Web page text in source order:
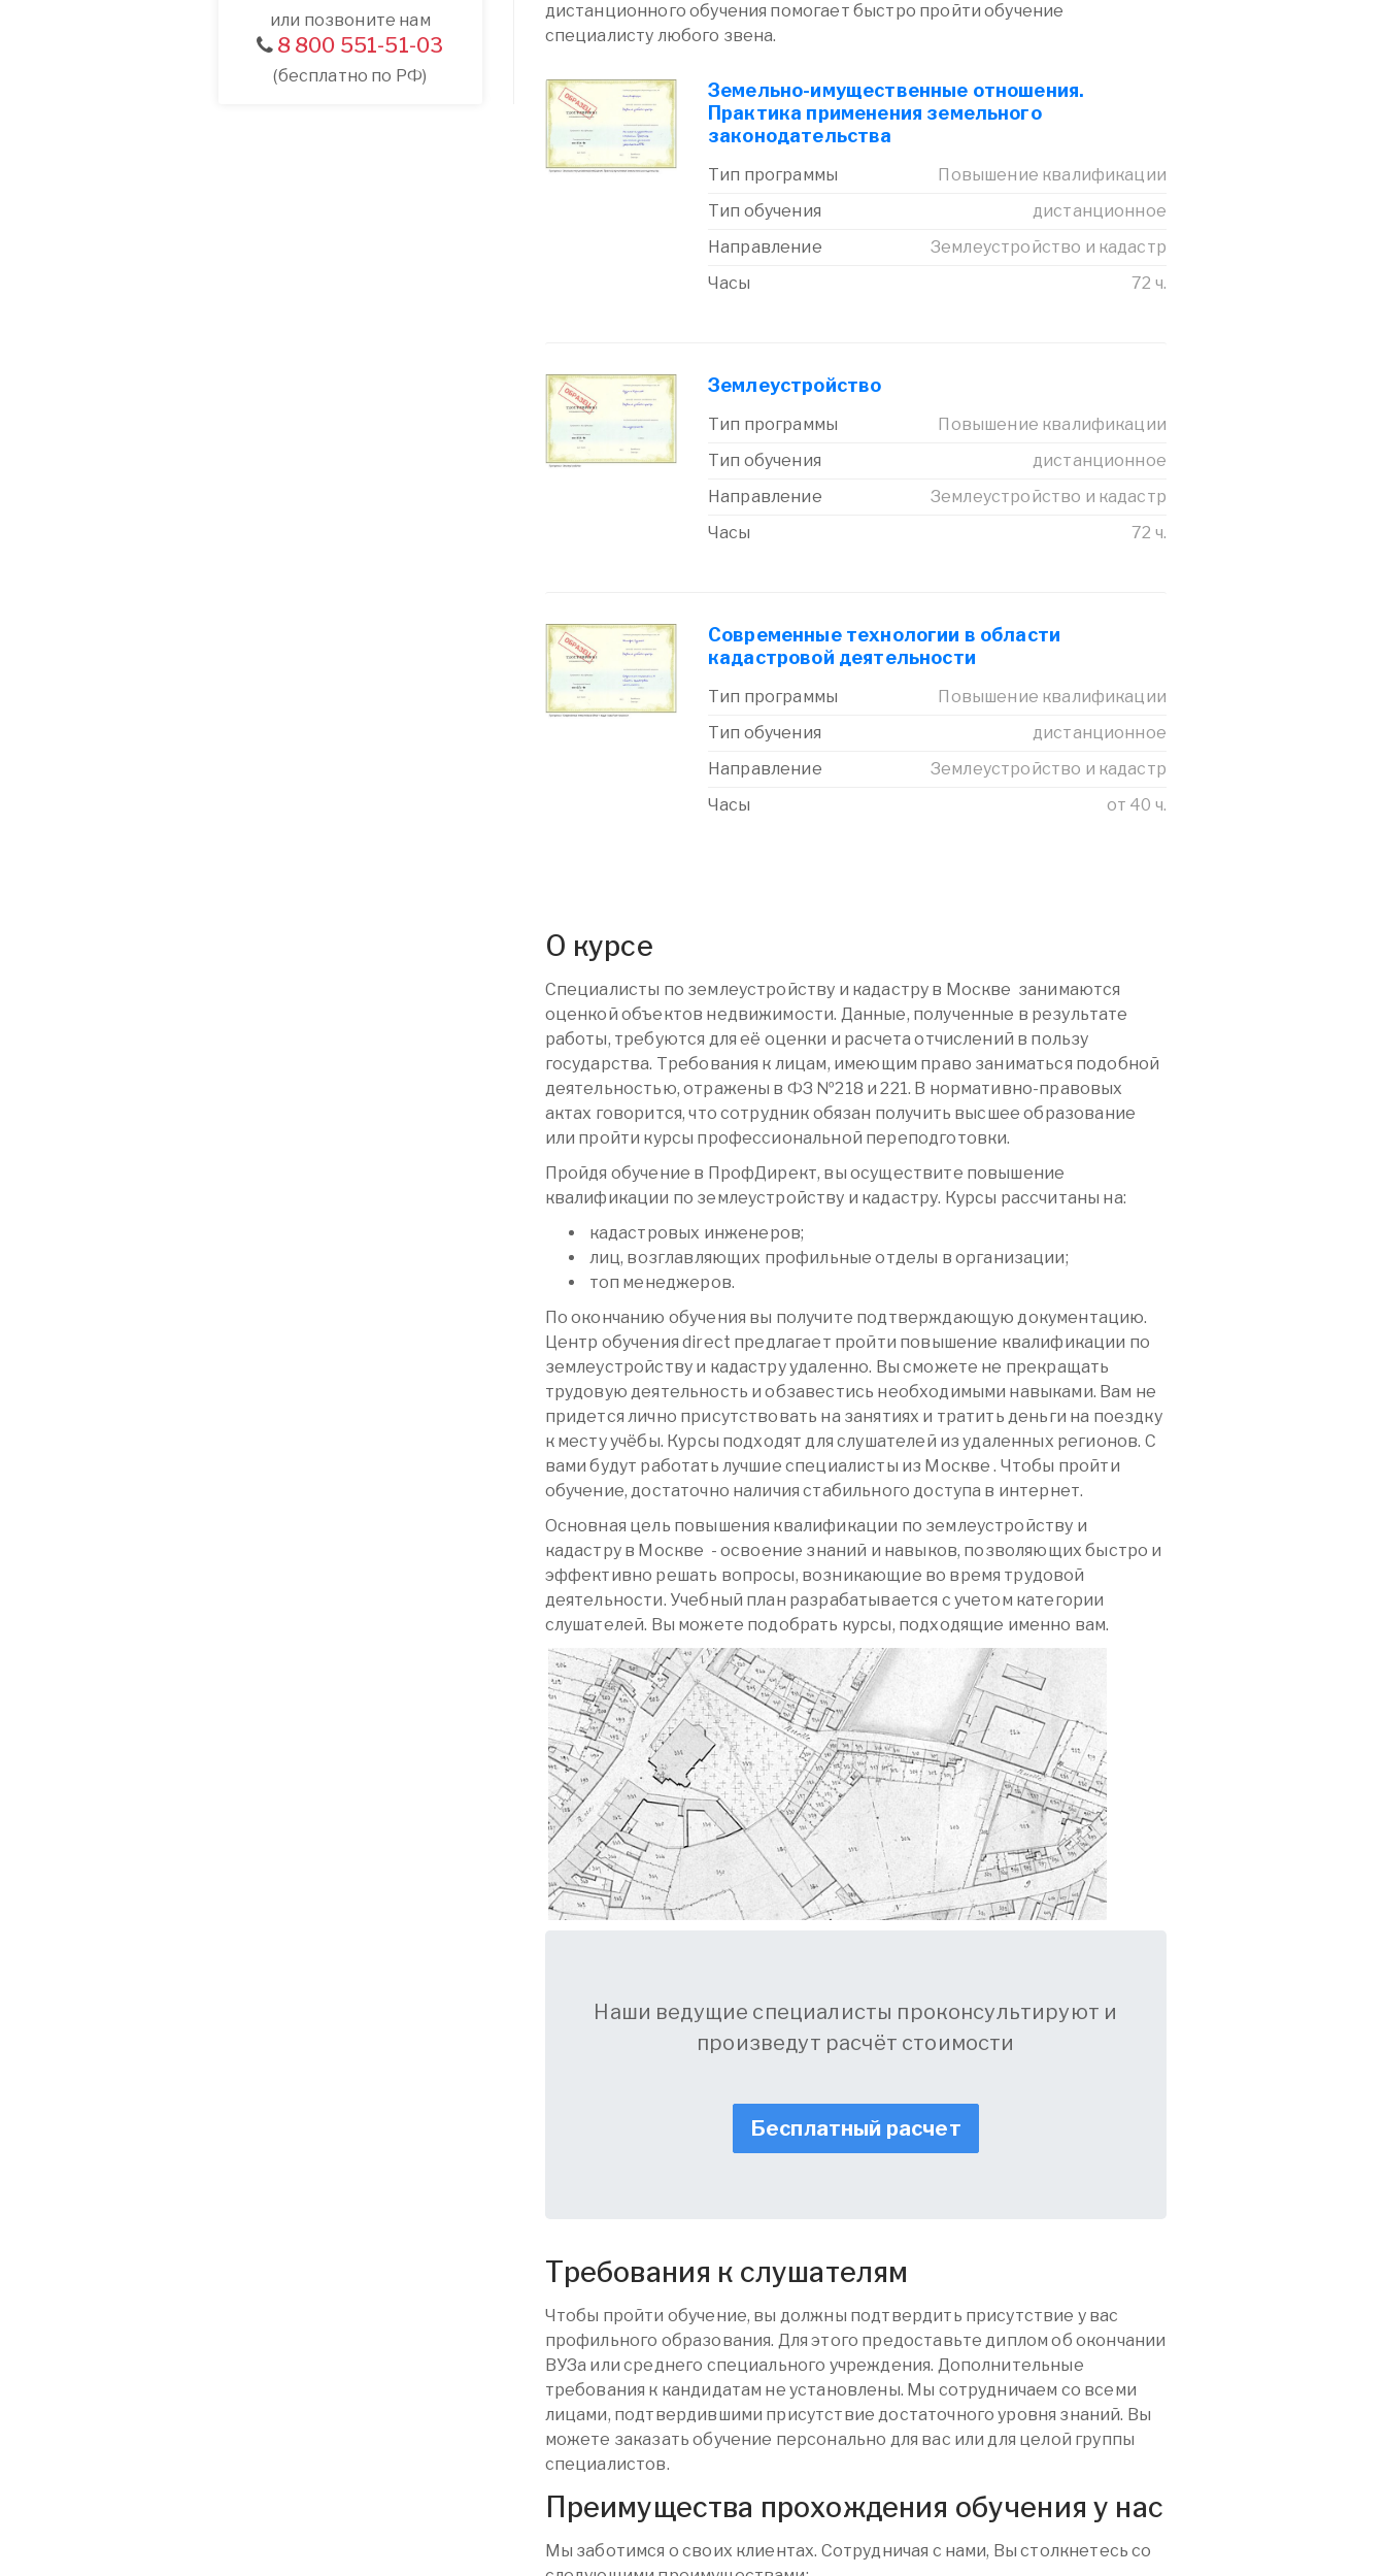
или позвоните нам
8 800 551-51-03
(бесплатно по РФ)
дистанционного обучения помогает быстро пройти обучение
специалисту любого звена.
Земельно-имущественные отношения.
Практика применения земельного
законодательства
Тип программы
Повышение квалификации
Тип обучения
дистанционное
Направление
Землеустройство и кадастр
Часы
72 ч.
Землеустройство
Тип программы
Повышение квалификации
Тип обучения
дистанционное
Направление
Землеустройство и кадастр
Часы
72 ч.
Современные технологии в области
кадастровой деятельности
Тип программы
Повышение квалификации
Тип обучения
дистанционное
Направление
Землеустройство и кадастр
Часы
от 40 ч.
О курсе
Специалисты по землеустройству и кадастру в Москве занимаются
оценкой объектов недвижимости. Данные, полученные в результате
работы, требуются для её оценки и расчета отчислений в пользу
государства. Требования к лицам, имеющим право заниматься подобной
деятельностью, отражены в ФЗ №218 и 221. В нормативно-правовых
актах говорится, что сотрудник обязан получить высшее образование
или пройти курсы профессиональной переподготовки.
Пройдя обучение в ПрофДирект, вы осуществите повышение
квалификации по землеустройству и кадастру. Курсы рассчитаны на:
кадастровых инженеров;
лиц, возглавляющих профильные отделы в организации;
топ менеджеров.
По окончанию обучения вы получите подтверждающую документацию.
Центр обучения direct предлагает пройти повышение квалификации по
землеустройству и кадастру удаленно. Вы сможете не прекращать
трудовую деятельность и обзавестись необходимыми навыками. Вам не
придется лично присутствовать на занятиях и тратить деньги на поездку
к месту учёбы. Курсы подходят для слушателей из удаленных регионов. С
вами будут работать лучшие специалисты из Москве . Чтобы пройти
обучение, достаточно наличия стабильного доступа в интернет.
Основная цель повышения квалификации по землеустройству и
кадастру в Москве - освоение знаний и навыков, позволяющих быстро и
эффективно решать вопросы, возникающие во время трудовой
деятельности. Учебный план разрабатывается с учетом категории
слушателей. Вы можете подобрать курсы, подходящие именно вам.
Наши ведущие специалисты проконсультируют и
произведут расчёт стоимости
Бесплатный расчет
Требования к слушателям
Чтобы пройти обучение, вы должны подтвердить присутствие у вас
профильного образования. Для этого предоставьте диплом об окончании
ВУЗа или среднего специального учреждения. Дополнительные
требования к кандидатам не установлены. Мы сотрудничаем со всеми
лицами, подтвердившими присутствие достаточного уровня знаний. Вы
можете заказать обучение персонально для вас или для целой группы
специалистов.
Преимущества прохождения обучения у нас
Мы заботимся о своих клиентах. Сотрудничая с нами, Вы столкнетесь со